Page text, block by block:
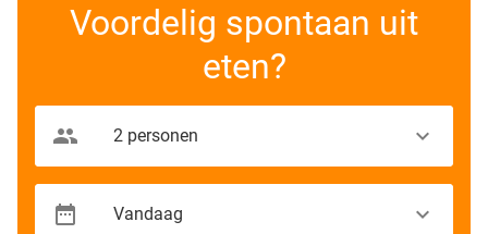
Voordelig spontaan uit
eten?